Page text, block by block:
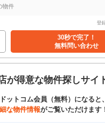
物件
登
30秒で完了！
無料問い合わせ
が得意な物件探しサイ
ットコム会員（無料）になると、
な物件情報がご覧いただけます